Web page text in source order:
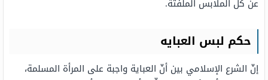
عن كل الملابس الملفتة.
حكم لبس العبايه
إنّ الشرع الإسلامي بين أنّ العباية واجبة على المرأة المسلمة،